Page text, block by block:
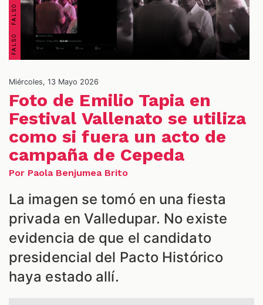
Miércoles, 13 Mayo 2026
Foto de Emilio Tapia en
Festival Vallenato se utiliza
como si fuera un acto de
campaña de Cepeda
Por Paola Benjumea Brito
La imagen se tomó en una fiesta
privada en Valledupar. No existe
evidencia de que el candidato
presidencial del Pacto Histórico
haya estado allí.